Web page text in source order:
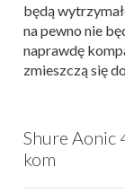
będą
na pewno nie
naprawdę
zmieszczą się
Shure Aonic
kom